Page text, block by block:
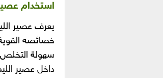
استخدام
يعرف عصير
خصائصه
سهولة
داخل عصير